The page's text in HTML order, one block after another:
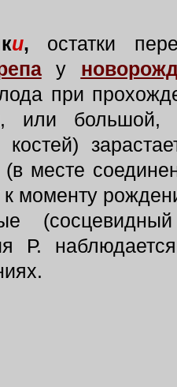
и, остатки
у
при
или
костей)
месте
к моменту
Р.